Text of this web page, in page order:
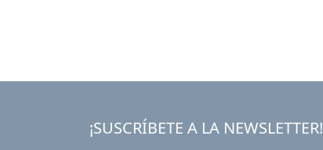
¡SUSCRÍBETE A LA NEWSLETTER!